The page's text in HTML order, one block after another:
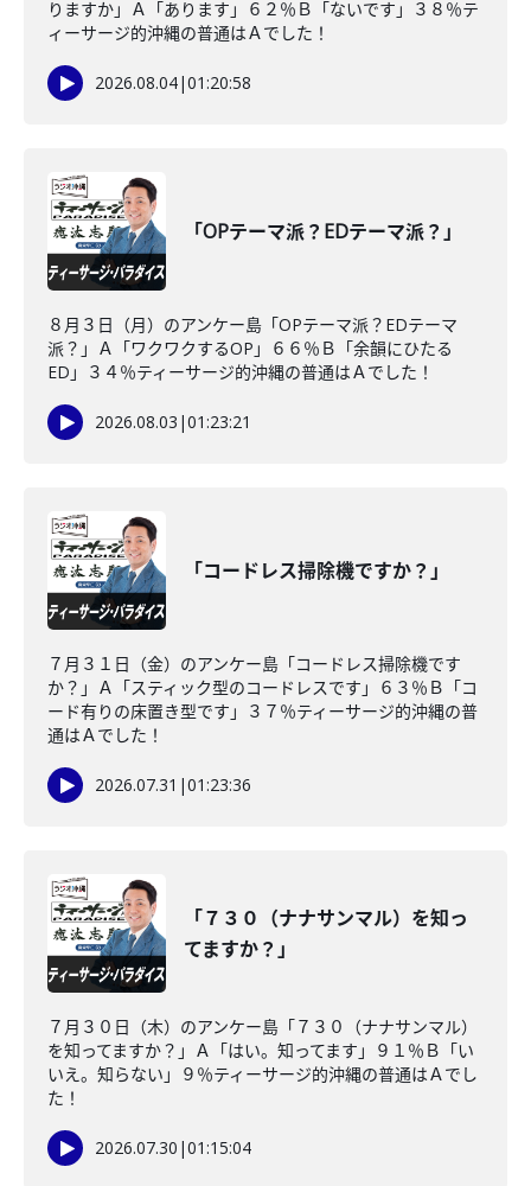
りますか」Ａ「あります」６２％Ｂ「ないです」３８％テ
ィーサージ的沖縄の普通はＡでした！
2026.08.04|01:20:58
「OPテーマ派？EDテーマ派？」
８月３日（月）のアンケー島「OPテーマ派？EDテーマ
派？」Ａ「ワクワクするOP」６６％Ｂ「余韻にひたる
ED」３４％ティーサージ的沖縄の普通はＡでした！
2026.08.03 |01:23:21
「コードレス掃除機ですか？」
７月３１日（金）のアンケー島「コードレス掃除機です
か？」Ａ「スティック型のコードレスです」６３％Ｂ「コ
ード有りの床置き型です」３７％ティーサージ的沖縄の普
通はＡでした！
2026.07.31 |01:23:36
「７３０（ナナサンマル）を知っ
てますか？」
７月３０日（木）のアンケー島「７３０（ナナサンマル）
を知ってますか？」Ａ「はい。知ってます」９１％Ｂ「い
いえ。知らない」９％ティーサージ的沖縄の普通はＡでし
た！
2026.07.30 |01:15:04